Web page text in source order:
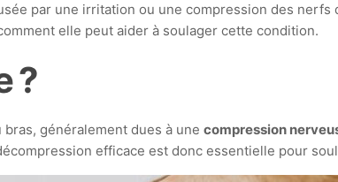
par une irritation ou une compression des
elle peut aider à soulager cette condition.
?
généralement dues à unecompression
efficace est donc essentielle pour